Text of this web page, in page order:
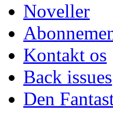
Noveller
Kontakt os
Back issues
Den